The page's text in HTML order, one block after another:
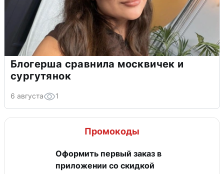
Блогерша сравнила москвичек и
сургутянок
6 августа 1
Промокоды
Оформить первый заказ в
приложении со скидкой